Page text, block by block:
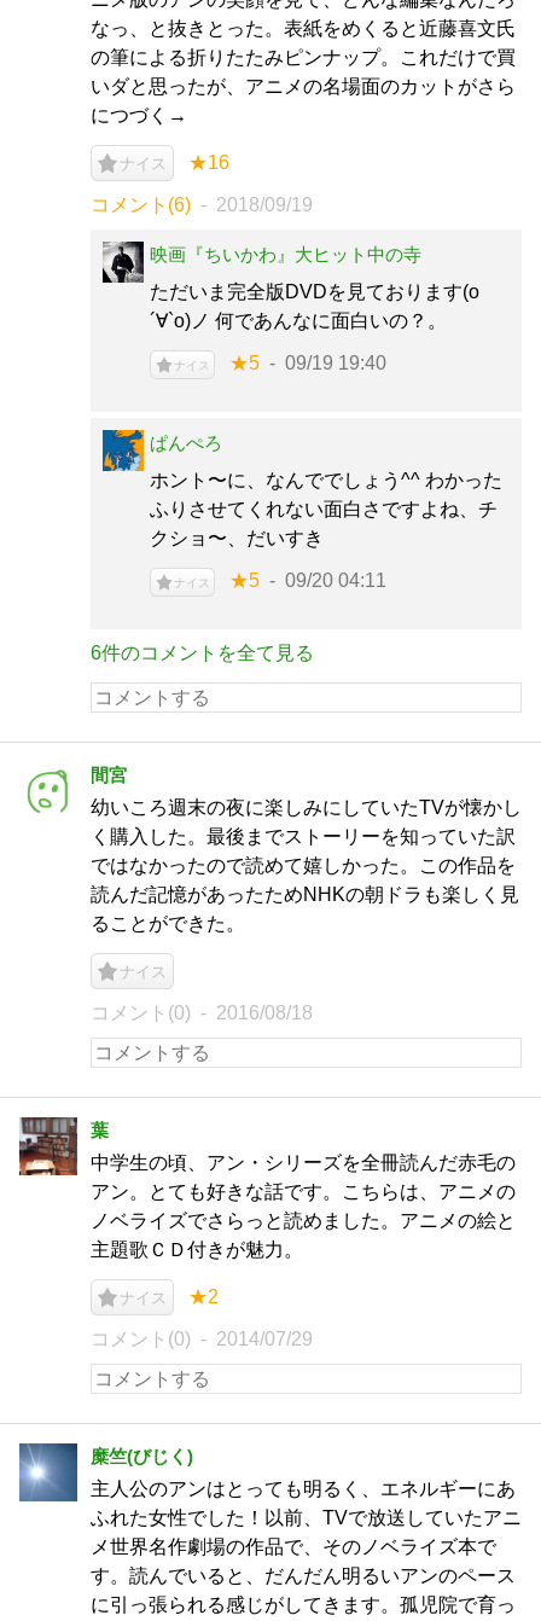
なっ、と抜きとった。表紙をめくると近藤喜文氏
の筆による折りたたみピンナップ。これだけで買
いダと思ったが、アニメの名場面のカットがさら
につづく→
ナイス ★16
コメント(6) 2018/09/19
映画『ちいかわ』大ヒット中の寺
ただいま完全版DVDを見ております(о
´∀`о)ノ 何であんなに面白いの？。
ナイス ★5 09/19 19:40
ぱんぺろ
ホント〜に、なんででしょう^^ わかった
ふりさせてくれない面白さですよね、チ
クショ〜、だいすき
ナイス ★5 09/20 04:11
6件のコメントを全て見る
間宮
幼いころ週末の夜に楽しみにしていたTVが懐かし
く購入した。最後までストーリーを知っていた訳
ではなかったので読めて嬉しかった。この作品を
読んだ記憶があったためNHKの朝ドラも楽しく見
ることができた。
ナイス
コメント(0) 2016/08/18
葉
中学生の頃、アン・シリーズを全冊読んだ赤毛の
アン。とても好きな話です。こちらは、アニメの
ノベライズでさらっと読めました。アニメの絵と
主題歌ＣＤ付きが魅力。
ナイス ★2
コメント(0) 2014/07/29
糜竺(びじく)
主人公のアンはとっても明るく、エネルギーにあ
ふれた女性でした！以前、TVで放送していたアニ
メ世界名作劇場の作品で、そのノベライズ本で
す。読んでいると、だんだん明るいアンのペース
に引っ張られる感じがしてきます。孤児院で育っ